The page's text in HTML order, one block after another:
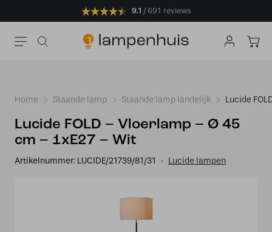
9.1 691 reviews
Home Staande lamp Staande lamp landelijk Lucide
Lucide FOLD – Vloerlamp – Ø 45
cm – 1xE27 – Wit
Artikelnummer: LUCIDE/21739/81/31 Lucide lampen